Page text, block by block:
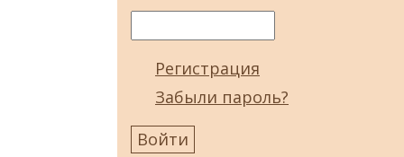
Регистрация
Забыли пароль?